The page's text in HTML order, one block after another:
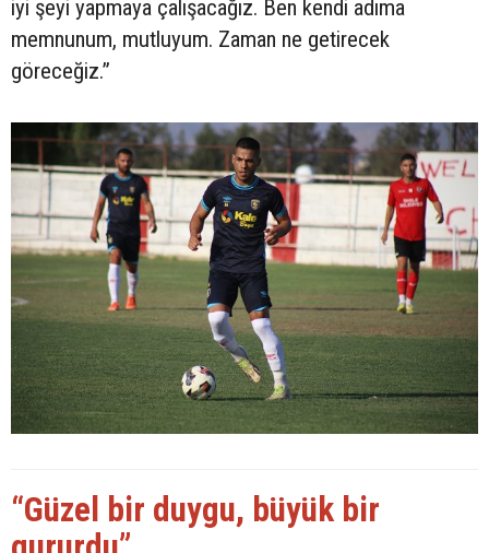
iyi şeyi yapmaya çalışacağız. Ben kendi adıma
memnunum, mutluyum. Zaman ne getirecek
göreceğiz.”
“Güzel bir duygu, büyük bir